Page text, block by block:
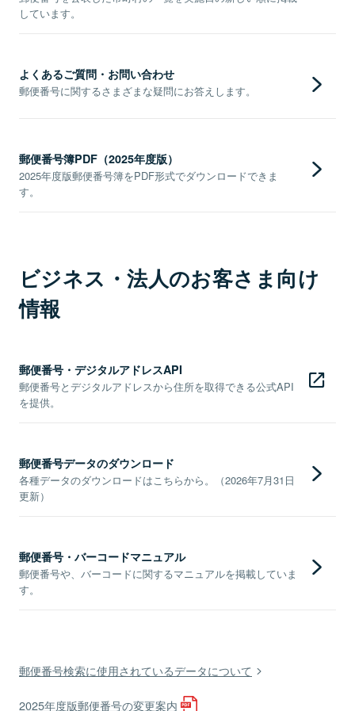
しています。
よくあるご質問・お問い合わせ
郵便番号に関するさまざまな疑問にお答えします。
郵便番号簿PDF（2025年度版）
2025年度版郵便番号簿をPDF形式でダウンロードできま
す。
ビジネス・法人のお客さま向け
情報
郵便番号・デジタルアドレスAPI
郵便番号とデジタルアドレスから住所を取得できる公式API
を提供。
郵便番号データのダウンロード
各種データのダウンロードはこちらから。（2026年7月31日
更新）
郵便番号・バーコードマニュアル
郵便番号や、バーコードに関するマニュアルを掲載していま
す。
郵便番号検索に使用されているデータについて
2025年度版郵便番号の変更案内